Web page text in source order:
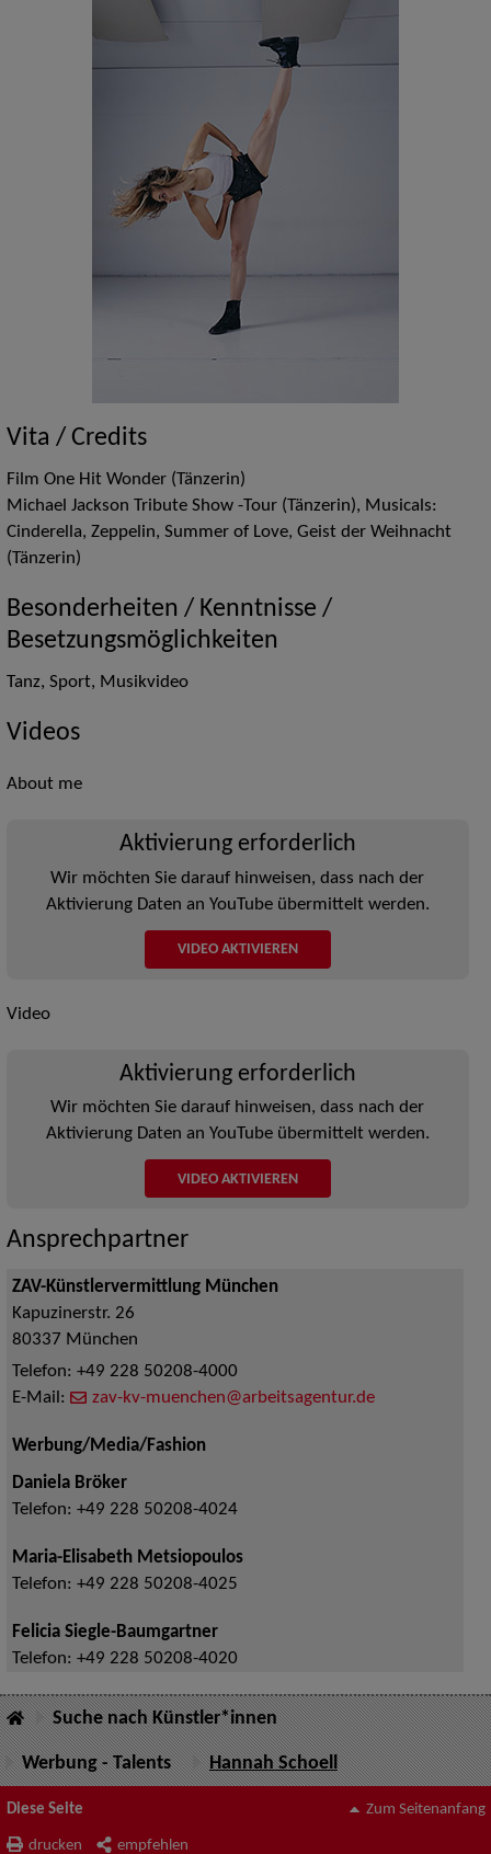
Vita / Credits
Film One Hit Wonder (Tänzerin)
Michael Jackson Tribute Show -Tour (Tänzerin), Musicals:
Cinderella, Zeppelin, Summer of Love, Geist der Weihnacht
(Tänzerin)
Besonderheiten / Kenntnisse /
Besetzungsmöglichkeiten
Tanz, Sport, Musikvideo
Videos
About me
Aktivierung erforderlich
Wir möchten Sie darauf hinweisen, dass nach der
Aktivierung Daten an YouTube übermittelt werden.
VIDEO AKTIVIEREN
Video
Aktivierung erforderlich
Wir möchten Sie darauf hinweisen, dass nach der
Aktivierung Daten an YouTube übermittelt werden.
VIDEO AKTIVIEREN
Ansprechpartner
ZAV-Künstlervermittlung München
Kapuzinerstr. 26
80337 München
Telefon: +49 228 50208-4000
E-Mail:
zav-kv-muenchen@arbeitsagentur.de
Werbung/Media/Fashion
Daniela Bröker
Telefon: +49 228 50208-4024
Maria-Elisabeth Metsiopoulos
Telefon: +49 228 50208-4025
Felicia Siegle-Baumgartner
Telefon: +49 228 50208-4020
Suche nach Künstler*innen
Werbung - Talents Hannah Schoell
Diese Seite
drucken empfehlen
Zum Seitenanfang